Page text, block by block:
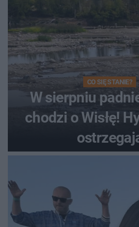
CO SIĘ STANIE?
W sierpniu
chodzi o Wisłę!